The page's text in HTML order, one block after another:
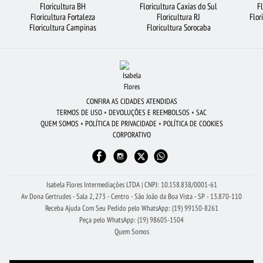
ROSAS FLORICULTURA SANTO ANDRÉ FLORES COLORIDAS
FLORES BRANCAS
FLORICULTURA CURITIBA
CESTA DE CAFÉ DA MANHÃ ROSAS BRANCAS FLORICULTURA RJ
FLORES VERMELHAS FLORICULTURA JUNDIAÍ
FLORICULTURA SÃO BERNARDO DO CAMPO
Floricultura BH
Floricultura Fortaleza
Floricultura Campinas
Floricultura Caxias do Sul
Floricultura RJ
Floricultura Sorocaba
CONFIRA AS CIDADES ATENDIDAS
TERMOS DE USO • DEVOLUÇÕES E REEMBOLSOS • SAC
QUEM SOMOS • POLÍTICA DE PRIVACIDADE • POLÍTICA DE COOKIES
CORPORATIVO
Isabela Flores Intermediações LTDA | CNPJ: 10.158.838/0001-61
Av Dona Gertrudes - Sala 2, 273 - Centro - São João da Boa Vista - SP - 13.870-110
Receba Ajuda Com Seu Pedido pelo WhatsApp: (19) 99150-8261
Peça pelo WhatsApp: (19) 98605-1504
Quem Somos